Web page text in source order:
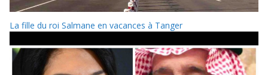
La fille du roi Salmane en vacances à Tanger